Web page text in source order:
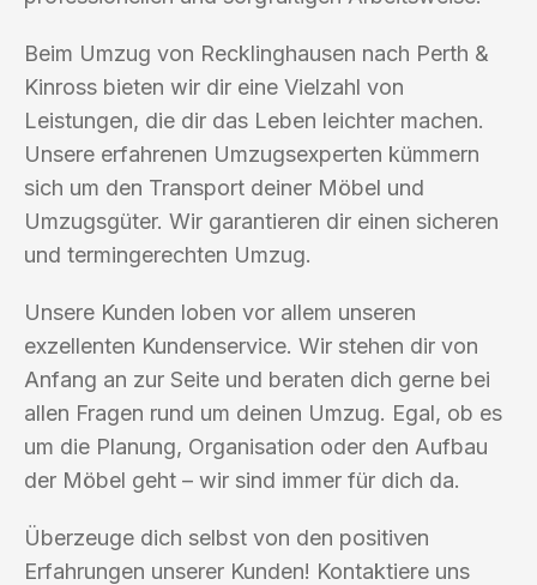
Beim Umzug von Recklinghausen nach Perth &
Kinross bieten wir dir eine Vielzahl von
Leistungen, die dir das Leben leichter machen.
Unsere erfahrenen Umzugsexperten kümmern
sich um den Transport deiner Möbel und
Umzugsgüter. Wir garantieren dir einen sicheren
und termingerechten Umzug.
Unsere Kunden loben vor allem unseren
exzellenten Kundenservice. Wir stehen dir von
Anfang an zur Seite und beraten dich gerne bei
allen Fragen rund um deinen Umzug. Egal, ob es
um die Planung, Organisation oder den Aufbau
der Möbel geht – wir sind immer für dich da.
Überzeuge dich selbst von den positiven
Erfahrungen unserer Kunden! Kontaktiere uns